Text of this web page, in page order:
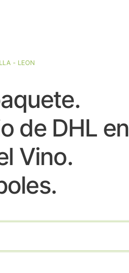
- LEON
de DHL en
Vino.